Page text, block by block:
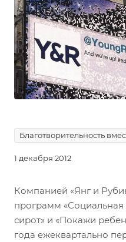
Благотворительность
1 декабря 2012
Компанией «Янг и
программ «Социальная
сирот» и «Покажи
года ежеквартально